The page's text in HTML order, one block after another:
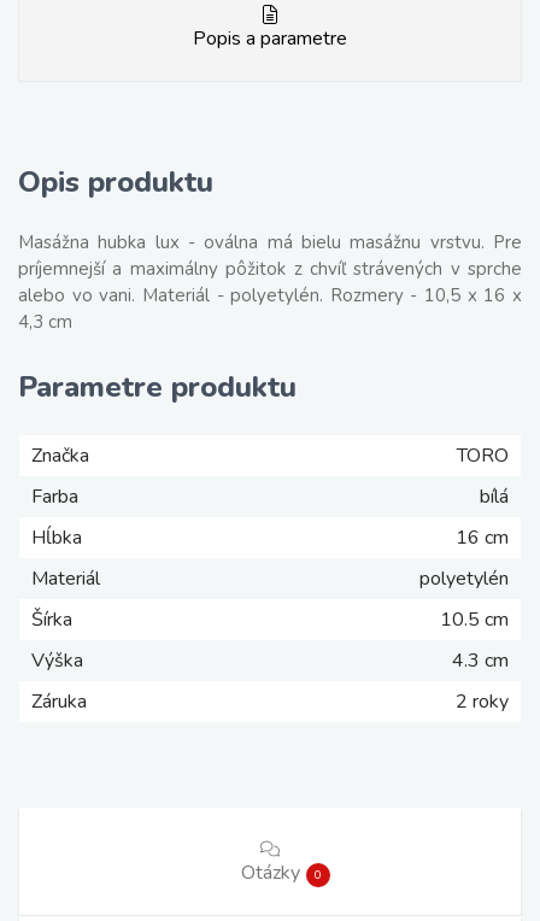
Popis a parametre
Opis produktu
Masážna hubka lux - oválna má bielu masážnu vrstvu. Pre
príjemnejší a maximálny pôžitok z chvíľ strávených v sprche
alebo vo vani. Materiál - polyetylén. Rozmery - 10,5 x 16 x
4,3 cm
Parametre produktu
Značka
TORO
Farba
bílá
Hĺbka
16 cm
Materiál
polyetylén
Šírka
10.5 cm
Výška
4.3 cm
Záruka
2 roky
Otázky 0